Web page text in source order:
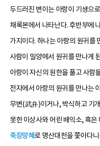
두드러진 변이는 아랑이 기생으
채록본에서 나타난다. 후반부에
가지이다. 하나는 아랑의 원귀를
사람이 밀양에서 원귀를 만나게
아랑이 자신의 원한을 풀고 사람
전자에서 아랑의 원귀를 만나는
무변(武弁)이거나, 박식하고 기
못한 이상사와 어린 배익소, 혹
죽장망혜로 명산대천을 쫓아다